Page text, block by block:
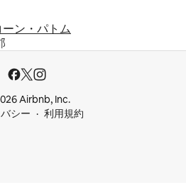
ン・パトム
Airbnb, Inc.
シー
利用規約